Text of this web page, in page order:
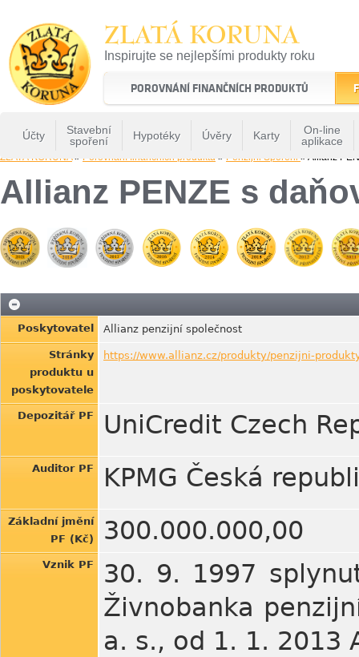
ZLATÁ KORUNA
Inspirujte se nejlepšími produkty roku
22 let tradice a kvality na finančním trhu
POROVNÁNÍ FINANČNÍCH PRODUKTŮ
Účty
Stavební
spoření
Hypotéky Úvěry Karty
On-line
aplikace
ZLATÁ KORUNA» Porovnání finančních produktů » Penzijni Sporeni » Allianz
Allianz PENZE s
Poskytovatel Allianz penzijní společnost
Stránky
produktu u
poskytovatele
https://www.allianz.cz/produkty/penzijni-
Depozitář PF UniCredit Czech
Auditor PF KPMG Česká
Základní jmění
PF (Kč)
300.000.000,00
Vznik PF
30. 9. 1997
Živnobanka
a. s., od 1. 1. 2013